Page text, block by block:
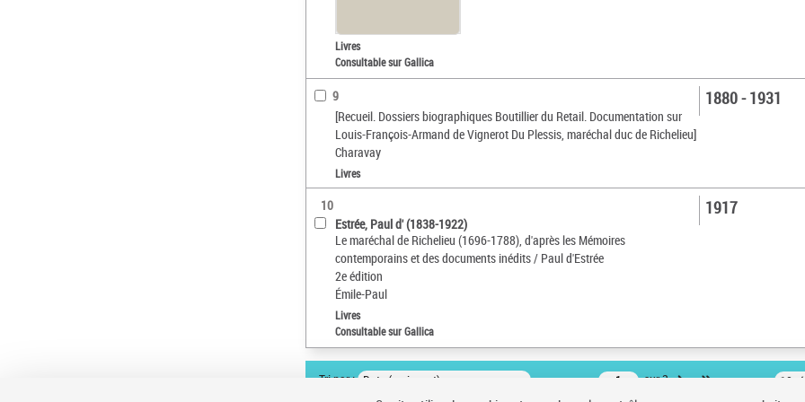
Livres
Consultable sur Gallica
9
[Recueil. Dossiers biographiques Boutillier du Retail. Documentation sur
Louis-François-Armand de Vignerot Du Plessis, maréchal duc de Richelieu]
Charavay
1880 - 1931
Livres
10
Estrée, Paul d' (1838-1922)
Le maréchal de Richelieu (1696-1788), d'après les Mémoires
contemporains et des documents inédits / Paul d'Estrée
2e édition
Émile-Paul
1917
Livres
Consultable sur Gallica
Tri par : Date (croissant) sur 3 10